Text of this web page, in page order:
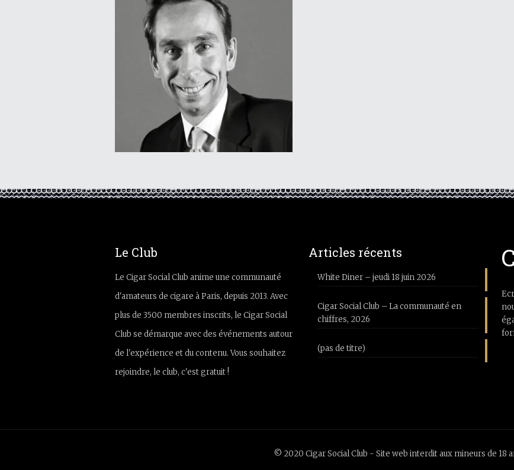
Le Club
Le Cigar Social Club anime une communauté
d'amateurs de cigare à Paris, depuis 2013. Avec
plus de 3500 membres inscrits, le Cigar Social
Club se démarque avec des événements autour
de l'expérience et du contenu. Vous souhaitez
rejoindre, le club, c'est gratuit !
Articles récents
White Diner – jeudi 18 juin 2026
Cigar Social Club – La communauté en
chiffres, 2026
(pas de titre)
© 2020 Cigar Social Club - Site web interdit aux mineurs de 18